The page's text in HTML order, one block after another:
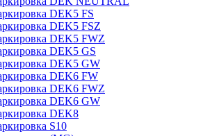
DEK5 FS
DEK5 FSZ
DEK5 FWZ
DEK5 GS
DEK5 GW
DEK6 FW
DEK6 FWZ
DEK6 GW
DEK8
S10